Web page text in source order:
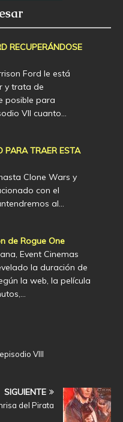
RECUPERÁNDOSE
Ford le está
y trata de
posible para
VII cuanto…
PARA TRAER ESTA
Clone Wars y
con el
al…
de Rogue One
Event Cinemas
la duración de
la web, la película
VIII
SIGUIENTE
del Pirata